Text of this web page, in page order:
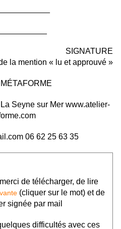
SIGNATURE
la mention « lu et approuvé »
Seyne sur Mer www.atelier-
06 62 25 63 35
de télécharger, de lire
(cliquer sur le mot) et de
signée par mail
difficultés avec ces